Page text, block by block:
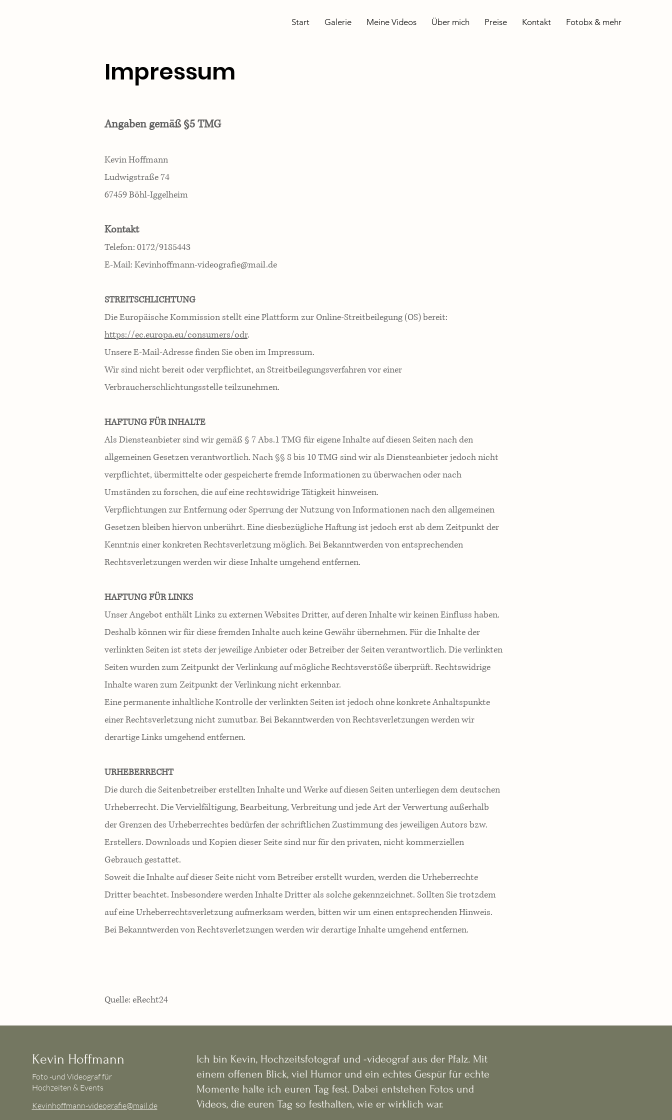
Start Galerie Meine Videos Über mich Preise Kontakt Fotobx & mehr
Impressum
Angaben gemäß §5 TMG
Kevin Hoffmann
Ludwigstraße 74
67459 Böhl-Iggelheim
Kontakt
Telefon: 0172/9185443
E-Mail: Kevinhoffmann-videografie@mail.de
STREITSCHLICHTUNG
Die Europäische Kommission stellt eine Plattform zur Online-Streitbeilegung (OS) bereit:
https://ec.europa.eu/consumers/odr.
Unsere E-Mail-Adresse finden Sie oben im Impressum.
Wir sind nicht bereit oder verpflichtet, an Streitbeilegungsverfahren vor einer
Verbraucherschlichtungsstelle teilzunehmen.
HAFTUNG FÜR INHALTE
Als Diensteanbieter sind wir gemäß § 7 Abs.1 TMG für eigene Inhalte auf diesen Seiten nach den
allgemeinen Gesetzen verantwortlich. Nach §§ 8 bis 10 TMG sind wir als Diensteanbieter jedoch nicht
verpflichtet, übermittelte oder gespeicherte fremde Informationen zu überwachen oder nach
Umständen zu forschen, die auf eine rechtswidrige Tätigkeit hinweisen.
Verpflichtungen zur Entfernung oder Sperrung der Nutzung von Informationen nach den allgemeinen
Gesetzen bleiben hiervon unberührt. Eine diesbezügliche Haftung ist jedoch erst ab dem Zeitpunkt der
Kenntnis einer konkreten Rechtsverletzung möglich. Bei Bekanntwerden von entsprechenden
Rechtsverletzungen werden wir diese Inhalte umgehend entfernen.
HAFTUNG FÜR LINKS
Unser Angebot enthält Links zu externen Websites Dritter, auf deren Inhalte wir keinen Einfluss haben.
Deshalb können wir für diese fremden Inhalte auch keine Gewähr übernehmen. Für die Inhalte der
verlinkten Seiten ist stets der jeweilige Anbieter oder Betreiber der Seiten verantwortlich. Die verlinkten
Seiten wurden zum Zeitpunkt der Verlinkung auf mögliche Rechtsverstöße überprüft. Rechtswidrige
Inhalte waren zum Zeitpunkt der Verlinkung nicht erkennbar.
Eine permanente inhaltliche Kontrolle der verlinkten Seiten ist jedoch ohne konkrete Anhaltspunkte
einer Rechtsverletzung nicht zumutbar. Bei Bekanntwerden von Rechtsverletzungen werden wir
derartige Links umgehend entfernen.
URHEBERRECHT
Die durch die Seitenbetreiber erstellten Inhalte und Werke auf diesen Seiten unterliegen dem deutschen
Urheberrecht. Die Vervielfältigung, Bearbeitung, Verbreitung und jede Art der Verwertung außerhalb
der Grenzen des Urheberrechtes bedürfen der schriftlichen Zustimmung des jeweiligen Autors bzw.
Erstellers. Downloads und Kopien dieser Seite sind nur für den privaten, nicht kommerziellen
Gebrauch gestattet.
Soweit die Inhalte auf dieser Seite nicht vom Betreiber erstellt wurden, werden die Urheberrechte
Dritter beachtet. Insbesondere werden Inhalte Dritter als solche gekennzeichnet. Sollten Sie trotzdem
auf eine Urheberrechtsverletzung aufmerksam werden, bitten wir um einen entsprechenden Hinweis.
Bei Bekanntwerden von Rechtsverletzungen werden wir derartige Inhalte umgehend entfernen.
Quelle: eRecht24
Kevin Hoffmann
Foto -und Videograf für
Hochzeiten & Events
Kevinhoffmann-videografie@mail.de
Ich bin Kevin, Hochzeitsfotograf und -videograf aus der Pfalz. Mit
einem offenen Blick, viel Humor und ein echtes Gespür für echte
Momente halte ich euren Tag fest. Dabei entstehen Fotos und
Videos, die euren Tag so festhalten, wie er wirklich war.